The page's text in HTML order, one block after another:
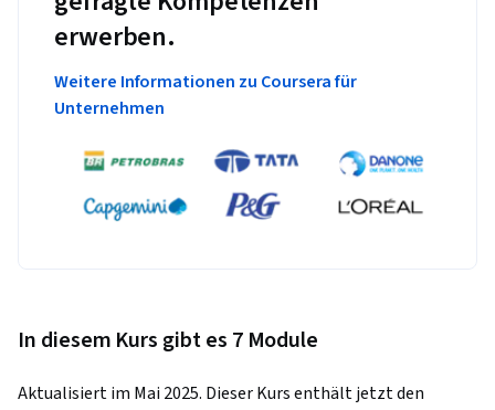
erwerben.
Weitere Informationen zu Coursera für
Unternehmen
In diesem Kurs gibt es 7 Module
Aktualisiert im Mai 2025. Dieser Kurs enthält jetzt den